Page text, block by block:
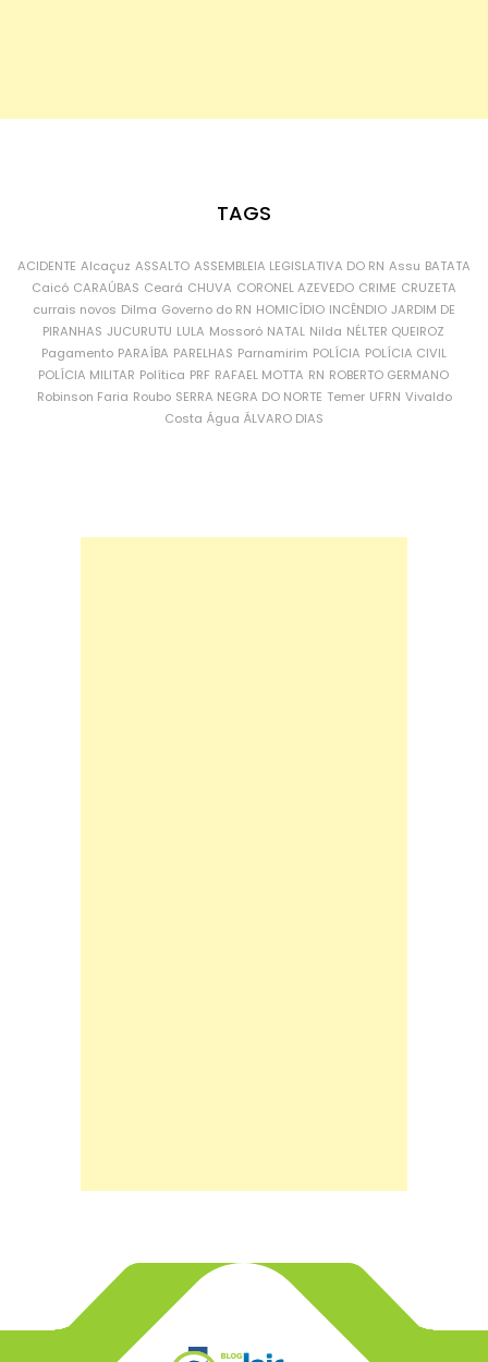
TAGS
ACIDENTE Alcaçuz ASSALTO ASSEMBLEIA LEGISLATIVA DO RN Assu BATATA
Caicó CARAÚBAS Ceará CHUVA CORONEL AZEVEDO CRIME CRUZETA
currais novos Dilma Governo do RN HOMICÍDIO INCÊNDIO JARDIM DE
PIRANHAS JUCURUTU LULA Mossoró NATAL Nilda NÉLTER QUEIROZ
Pagamento PARAÍBA PARELHAS Parnamirim POLÍCIA POLÍCIA CIVIL
POLÍCIA MILITAR Política PRF RAFAEL MOTTA RN ROBERTO GERMANO
Robinson Faria Roubo SERRA NEGRA DO NORTE Temer UFRN Vivaldo
Costa Água ÁLVARO DIAS